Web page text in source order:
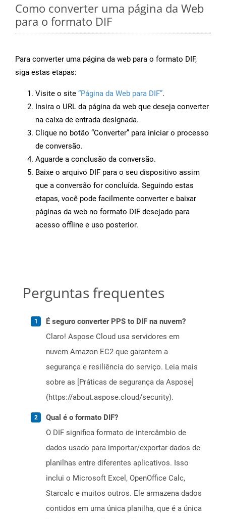
Como converter uma página da Web
para o formato DIF
Para converter uma página da web para o formato DIF,
siga estas etapas:
Visite o site “Página da Web para DIF”.
Insira o URL da página da web que deseja converter
na caixa de entrada designada.
Clique no botão “Converter” para iniciar o processo
de conversão.
Aguarde a conclusão da conversão.
Baixe o arquivo DIF para o seu dispositivo assim
que a conversão for concluída. Seguindo estas
etapas, você pode facilmente converter e baixar
páginas da web no formato DIF desejado para
acesso offline e uso posterior.
Perguntas frequentes
É seguro converter PPS to DIF na nuvem?
Claro! Aspose Cloud usa servidores em
nuvem Amazon EC2 que garantem a
segurança e resiliência do serviço. Leia mais
sobre as [Práticas de segurança da Aspose]
(https://about.aspose.cloud/security).
Qual é o formato DIF?
O DIF significa formato de intercâmbio de
dados usado para importar/exportar dados de
planilhas entre diferentes aplicativos. Isso
inclui o Microsoft Excel, OpenOffice Calc,
Starcalc e muitos outros. Ele armazena dados
contidos em uma única planilha, que é a única